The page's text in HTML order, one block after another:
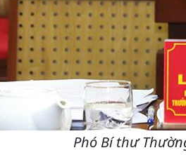
Phó Bí thư